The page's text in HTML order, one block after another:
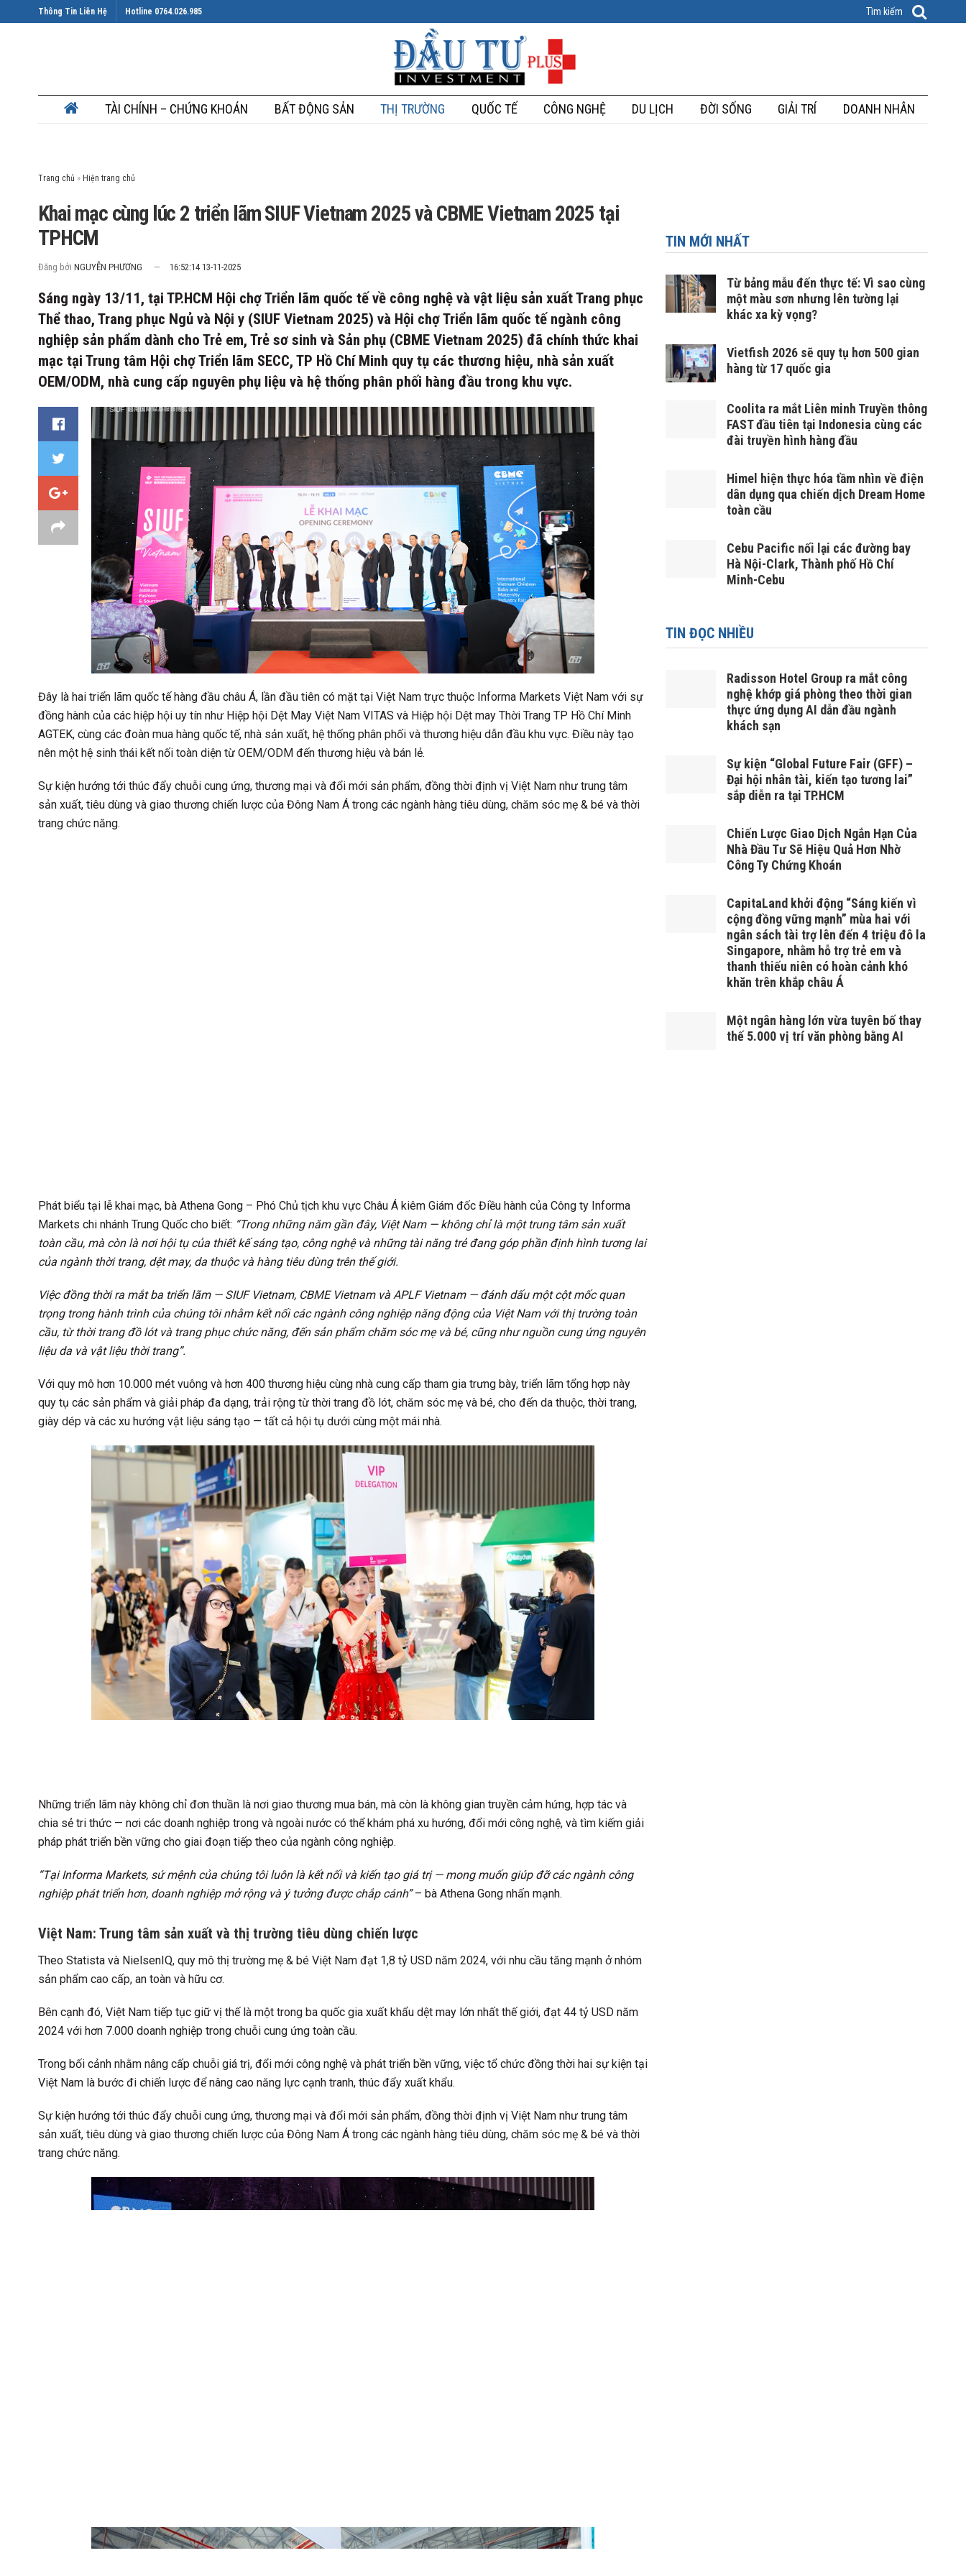
Thông Tin Liên Hệ Hotline 0764.026.985
TÀI CHÍNH – CHỨNG KHOÁN BẤT ĐỘNG SẢN THỊ TRƯỜNG QUỐC TẾ CÔNG NGHỆ DU LỊCH ĐỜI SỐNG GIẢI TRÍ DOANH NHÂN
Trang chủ »
Khai mạc cùng lúc 2 triển lãm SIUF Vietnam 2025 và CBME Vietnam 2025 tại
TPHCM
Đăng bởi NGUYỄN PHƯƠNG 16:52:14 13-11-2025
Sáng ngày 13/11, tại TP.HCM Hội chợ Triển lãm quốc tế về công nghệ và vật liệu sản xuất Trang phục
Thể thao, Trang phục Ngủ và Nội y (SIUF Vietnam 2025) và Hội chợ Triển lãm quốc tế ngành công
nghiệp sản phẩm dành cho Trẻ em, Trẻ sơ sinh và Sản phụ (CBME Vietnam 2025) đã chính thức khai
mạc tại Trung tâm Hội chợ Triển lãm SECC, TP Hồ Chí Minh quy tụ các thương hiệu, nhà sản xuất
OEM/ODM, nhà cung cấp nguyên phụ liệu và hệ thống phân phối hàng đầu trong khu vực.
Đây là hai triển lãm quốc tế hàng đầu châu Á, lần đầu tiên có mặt tại Việt Nam trực thuộc Informa Markets Việt Nam với sự
đồng hành của các hiệp hội uy tín như Hiệp hội Dệt May Việt Nam VITAS và Hiệp hội Dệt may Thời Trang TP Hồ Chí Minh
AGTEK, cùng các đoàn mua hàng quốc tế, nhà sản xuất, hệ thống phân phối và thương hiệu dẫn đầu khu vực. Điều này tạo
nên một hệ sinh thái kết nối toàn diện từ OEM/ODM đến thương hiệu và bán lẻ.
Sự kiện hướng tới thúc đẩy chuỗi cung ứng, thương mại và đổi mới sản phẩm, đồng thời định vị Việt Nam như trung tâm
sản xuất, tiêu dùng và giao thương chiến lược của Đông Nam Á trong các ngành hàng tiêu dùng, chăm sóc mẹ & bé và thời
trang chức năng.
Phát biểu tại lễ khai mạc, bà Athena Gong – Phó Chủ tịch khu vực Châu Á kiêm Giám đốc Điều hành của Công ty Informa
Markets chi nhánh Trung Quốc cho biết: “Trong những năm gần đây, Việt Nam — không chỉ là một trung tâm sản xuất
toàn cầu, mà còn là nơi hội tụ của thiết kế sáng tạo, công nghệ và những tài năng trẻ đang góp phần định hình tương lai
của ngành thời trang, dệt may, da thuộc và hàng tiêu dùng trên thế giới.
Việc đồng thời ra mắt ba triển lãm — SIUF Vietnam, CBME Vietnam và APLF Vietnam — đánh dấu một cột mốc quan
trọng trong hành trình của chúng tôi nhằm kết nối các ngành công nghiệp năng động của Việt Nam với thị trường toàn
cầu, từ thời trang đồ lót và trang phục chức năng, đến sản phẩm chăm sóc mẹ và bé, cũng như nguồn cung ứng nguyên
liệu da và vật liệu thời trang”.
Với quy mô hơn 10.000 mét vuông và hơn 400 thương hiệu cùng nhà cung cấp tham gia trưng bày, triển lãm tổng hợp này
quy tụ các sản phẩm và giải pháp đa dạng, trải rộng từ thời trang đồ lót, chăm sóc mẹ và bé, cho đến da thuộc, thời trang,
giày dép và các xu hướng vật liệu sáng tạo — tất cả hội tụ dưới cùng một mái nhà.
Những triển lãm này không chỉ đơn thuần là nơi giao thương mua bán, mà còn là không gian truyền cảm hứng, hợp tác và
chia sẻ tri thức — nơi các doanh nghiệp trong và ngoài nước có thể khám phá xu hướng, đổi mới công nghệ, và tìm kiếm giải
pháp phát triển bền vững cho giai đoạn tiếp theo của ngành công nghiệp.
“Tại Informa Markets, sứ mệnh của chúng tôi luôn là kết nối và kiến tạo giá trị — mong muốn giúp đỡ các ngành công
nghiệp phát triển hơn, doanh nghiệp mở rộng và ý tưởng được chắp cánh”– bà Athena Gong nhấn mạnh.
Việt Nam: Trung tâm sản xuất và thị trường tiêu dùng chiến lược
Theo Statista và NielsenIQ, quy mô thị trường mẹ & bé Việt Nam đạt 1,8 tỷ USD năm 2024, với nhu cầu tăng mạnh ở nhóm
sản phẩm cao cấp, an toàn và hữu cơ.
Bên cạnh đó, Việt Nam tiếp tục giữ vị thế là một trong ba quốc gia xuất khẩu dệt may lớn nhất thế giới, đạt 44 tỷ USD năm
2024 với hơn 7.000 doanh nghiệp trong chuỗi cung ứng toàn cầu.
Trong bối cảnh nhằm nâng cấp chuỗi giá trị, đổi mới công nghệ và phát triển bền vững, việc tổ chức đồng thời hai sự kiện tại
Việt Nam là bước đi chiến lược để nâng cao năng lực cạnh tranh, thúc đẩy xuất khẩu.
Sự kiện hướng tới thúc đẩy chuỗi cung ứng, thương mại và đổi mới sản phẩm, đồng thời định vị Việt Nam như trung tâm
sản xuất, tiêu dùng và giao thương chiến lược của Đông Nam Á trong các ngành hàng tiêu dùng, chăm sóc mẹ & bé và thời
trang chức năng.
TIN MỚI NHẤT
Từ bảng mẫu đến thực tế: Vì sao cùng
một màu sơn nhưng lên tường lại
khác xa kỳ vọng?
Vietfish 2026 sẽ quy tụ hơn 500 gian
hàng từ 17 quốc gia
Coolita ra mắt Liên minh Truyền thông
FAST đầu tiên tại Indonesia cùng các
đài truyền hình hàng đầu
Himel hiện thực hóa tầm nhìn về điện
dân dụng qua chiến dịch Dream Home
toàn cầu
Cebu Pacific nối lại các đường bay
Hà Nội-Clark, Thành phố Hồ Chí
Minh-Cebu
TIN ĐỌC NHIỀU
Radisson Hotel Group ra mắt công
nghệ khớp giá phòng theo thời gian
thực ứng dụng AI dẫn đầu ngành
khách sạn
Sự kiện “Global Future Fair (GFF) –
Đại hội nhân tài, kiến tạo tương lai”
sắp diễn ra tại TP.HCM
Chiến Lược Giao Dịch Ngắn Hạn Của
Nhà Đầu Tư Sẽ Hiệu Quả Hơn Nhờ
Công Ty Chứng Khoán
CapitaLand khởi động “Sáng kiến vì
cộng đồng vững mạnh” mùa hai với
ngân sách tài trợ lên đến 4 triệu đô la
Singapore, nhằm hỗ trợ trẻ em và
thanh thiếu niên có hoàn cảnh khó
khăn trên khắp châu Á
Một ngân hàng lớn vừa tuyên bố thay
thế 5.000 vị trí văn phòng bằng AI